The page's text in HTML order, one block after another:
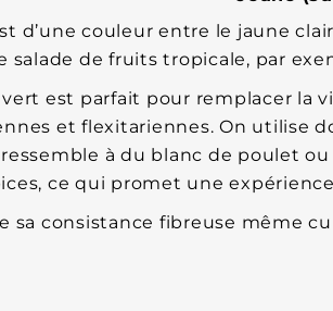
d’une couleur entre le jaune
salade de fruits tropicale, par
est parfait pour remplacer la
et flexitariennes. On utilise
à du blanc de poulet
ce qui promet une
sa consistance fibreuse même